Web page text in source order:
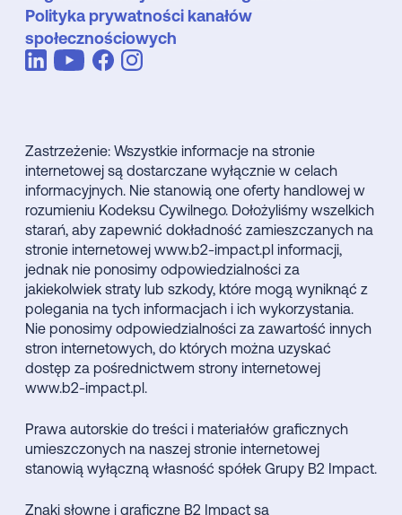
Polityka prywatności kanałów
społecznościowych
Zastrzeżenie: Wszystkie informacje na stronie
internetowej są dostarczane wyłącznie w celach
informacyjnych. Nie stanowią one oferty handlowej w
rozumieniu Kodeksu Cywilnego. Dołożyliśmy wszelkich
starań, aby zapewnić dokładność zamieszczanych na
stronie internetowej www.b2-impact.pl informacji,
jednak nie ponosimy odpowiedzialności za
jakiekolwiek straty lub szkody, które mogą wyniknąć z
polegania na tych informacjach i ich wykorzystania.
Nie ponosimy odpowiedzialności za zawartość innych
stron internetowych, do których można uzyskać
dostęp za pośrednictwem strony internetowej
www.b2-impact.pl.
Prawa autorskie do treści i materiałów graficznych
umieszczonych na naszej stronie internetowej
stanowią wyłączną własność spółek Grupy B2 Impact.
Znaki słowne i graficzne B2 Impact są